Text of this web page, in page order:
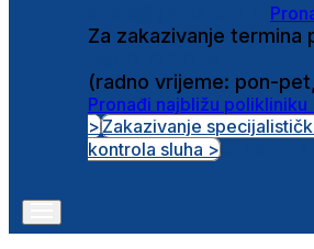
Za zakazivanje termina
(radno vrijeme: pon-
Pronađi najbližu polikliniku
>Zakazivanje
kontrola sluha >